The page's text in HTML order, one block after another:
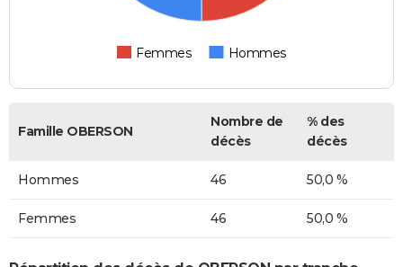
Femmes Hommes
Famille OBERSON
Nombre de
décès
% des
décès
Hommes 46 50,0 %
Femmes 46 50,0 %